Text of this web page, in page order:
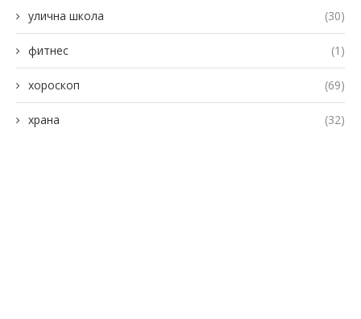
улична школа (30)
фитнес (1)
хороскоп (69)
храна (32)